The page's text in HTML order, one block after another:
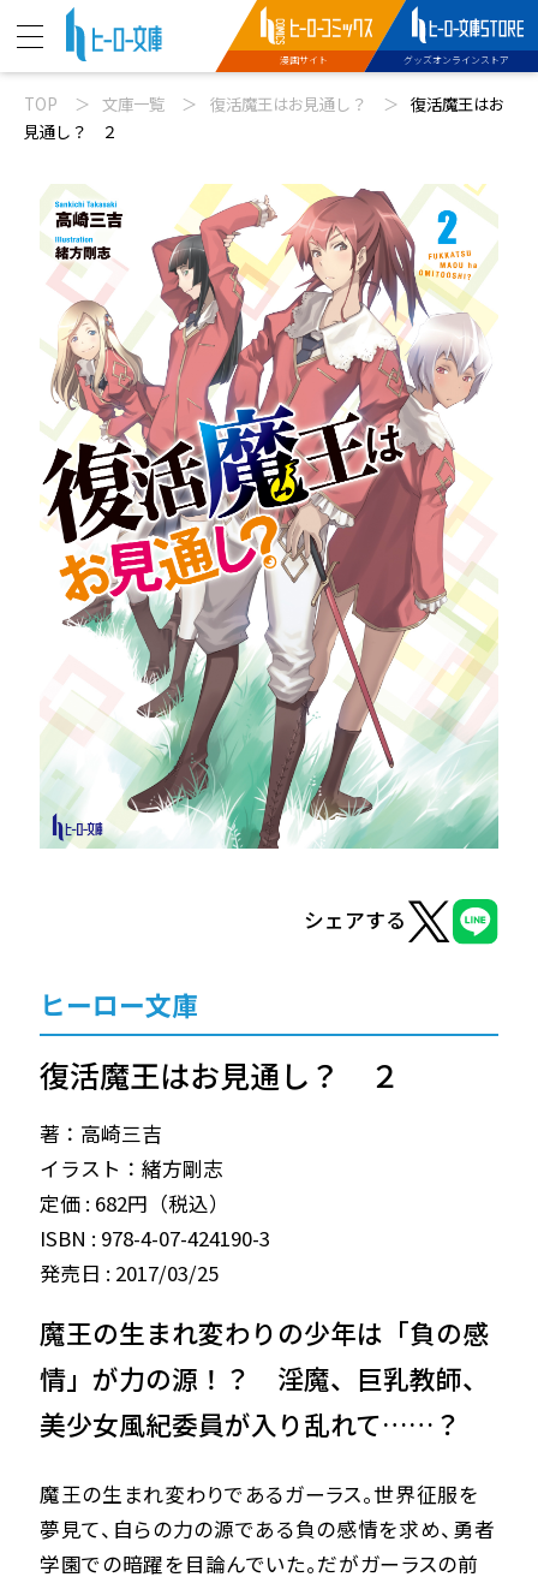
ニュース
動画
文庫新刊
コミックス配信
特設サイト
ヒーロー文庫
ヒーローコミックス
漫画サイト グッズオンラインストア
TOP 文庫一覧 復活魔王はお見通し？
復活魔王はお
見通し？ ２
シェアする
ヒーロー文庫
復活魔王はお見通し？ ２
著：高崎三吉
イラスト：緒方剛志
定価 : 682円（税込）
ISBN : 978-4-07-424190-3
発売日 : 2017/03/25
魔王の生まれ変わりの少年は「負の感
情」が力の源！？ 淫魔、巨乳教師、
美少女風紀委員が入り乱れて……？
魔王の生まれ変わりであるガーラス。世界征服を
夢見て、自らの力の源である負の感情を求め、勇者
学園での暗躍を目論んでいた。だがガーラスの前